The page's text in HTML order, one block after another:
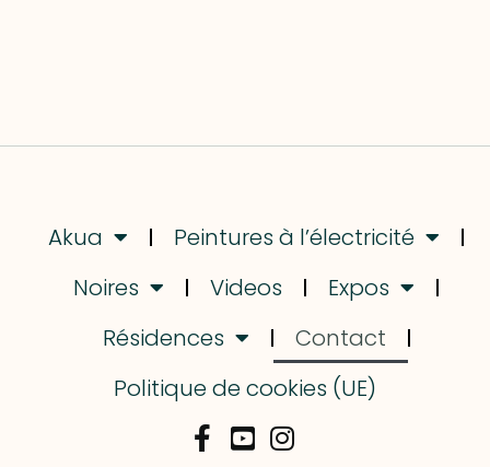
Akua
Peintures à l’électricité
Noires
Videos
Expos
Résidences
Contact
Politique de cookies (UE)